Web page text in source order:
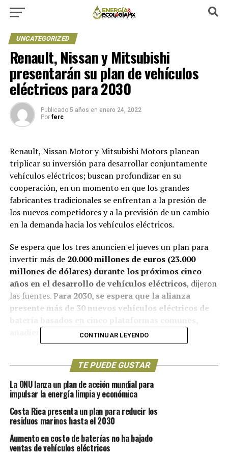
UNCATEGORIZED
Renault, Nissan y Mitsubishi
presentarán su plan de vehículos
eléctricos para 2030
Publicado 5 años en enero 24, 2022
Por ferc
Renault, Nissan Motor y Mitsubishi Motors planean
triplicar su inversión para desarrollar conjuntamente
vehículos eléctricos; buscan profundizar en su
cooperación, en un momento en que los grandes
fabricantes tradicionales se enfrentan a la presión de
los nuevos competidores y a la previsión de un cambio
en la demanda hacia los vehículos eléctricos.
Se espera que los tres anuncien el jueves un plan para
invertir más de 20.000 millones de euros (23.000
millones de dólares) durante los próximos cinco
años en el desarrollo de vehículos eléctricos, dijeron
las fuentes. Para 2030, se espera que la alianza
presente más de 30 nuevos vehículos eléctricos de
ya ha gastado en electrificación, dijeron las dos personas
con conocimiento del plan. Un portavoz de Nissan se
negó a “comentar las especulaciones”. Los portavoces de
comentarios.
El plan “Alliance to 2030” pretende mostrar una
“cooperación intensificada” entre los fabricantes de
CONTINUAR LEYENDO
TE PUEDE GUSTAR
La ONU lanza un plan de acción mundial para
impulsar la energía limpia y económica
Costa Rica presenta un plan para reducir los
residuos marinos hasta el 2030
Aumento en costo de baterías no ha bajado
ventas de vehículos eléctricos